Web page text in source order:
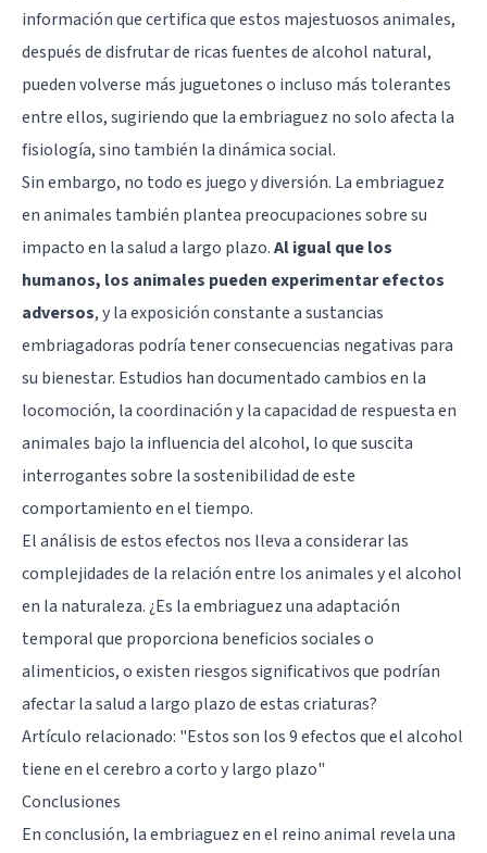
información que certifica que estos majestuosos animales,
después de disfrutar de ricas fuentes de alcohol natural,
pueden volverse más juguetones o incluso más tolerantes
entre ellos, sugiriendo que la embriaguez no solo afecta la
fisiología, sino también la dinámica social.
Sin embargo, no todo es juego y diversión. La embriaguez
en animales también plantea preocupaciones sobre su
impacto en la salud a largo plazo.Al igual que los
humanos, los animales pueden experimentar efectos
adversos, y la exposición constante a sustancias
embriagadoras podría tener consecuencias negativas para
su bienestar. Estudios han documentado cambios en la
locomoción, la coordinación y la capacidad de respuesta en
animales bajo la influencia del alcohol, lo que suscita
interrogantes sobre la sostenibilidad de este
comportamiento en el tiempo.
El análisis de estos efectos nos lleva a considerar las
complejidades de la relación entre los animales y el alcohol
en la naturaleza. ¿Es la embriaguez una adaptación
temporal que proporciona beneficios sociales o
alimenticios, o existen riesgos significativos que podrían
afectar la salud a largo plazo de estas criaturas?
Artículo relacionado: "Estos son los 9 efectos que el alcohol
tiene en el cerebro a corto y largo plazo"
Conclusiones
En conclusión, la embriaguez en el reino animal revela una